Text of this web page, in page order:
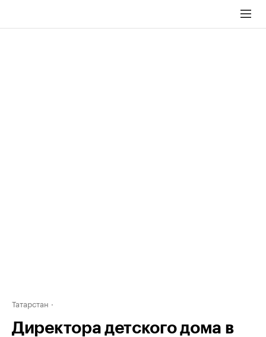
Татарстан
Директора детского дома в